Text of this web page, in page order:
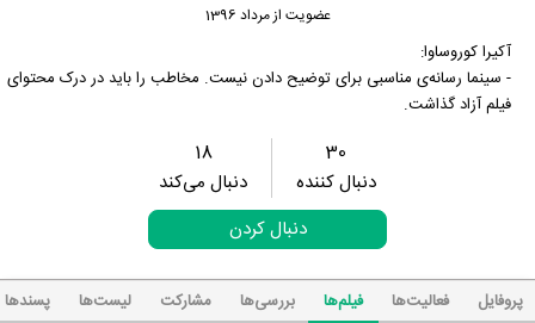
عضویت از مرداد 1396
آکیرا کوروساوا:
- سینما رسانه‌ی مناسبی برای توضیح دادن نیست. مخاطب را باید در درک محتوای
فیلم آزاد گذاشت.
30
دنبال کننده
18
دنبال می‌کند
دنبال کردن
پروفایل فعالیت‌ها فیلم‌ها بررسی‌ها مشارکت لیست‌ها پسند‌ها